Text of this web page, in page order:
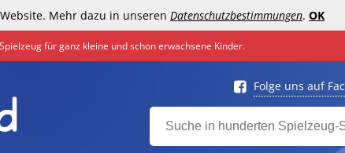
Mehr dazu in unseren Datenschutzbestimmungen. OK
für ganz kleine und schon erwachsene Kinder.
Folge uns auf